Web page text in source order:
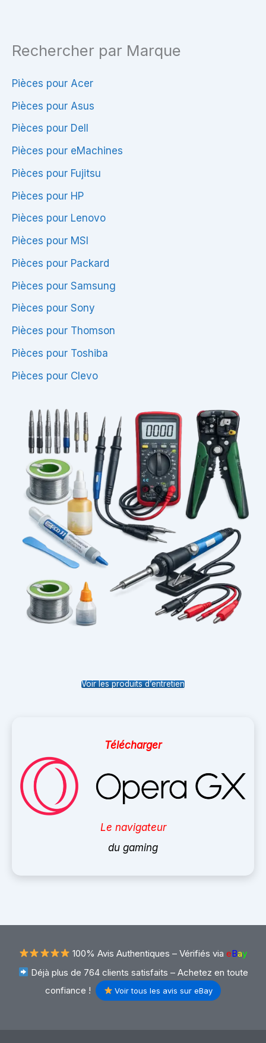
Rechercher par Marque
Pièces pour Acer
Pièces pour Asus
Pièces pour Dell
Pièces pour eMachines
Pièces pour Fujitsu
Pièces pour HP
Pièces pour Lenovo
Pièces pour MSI
Pièces pour Packard
Pièces pour Samsung
Pièces pour Sony
Pièces pour Thomson
Pièces pour Toshiba
Pièces pour Clevo
Voir les produits d’entretien
Télécharger
Le navigateur
du gaming
100% Avis Authentiques – Vérifiés via eBay
Déjà plus de 764 clients satisfaits – Achetez en toute
confiance !
Voir tous les avis sur eBay